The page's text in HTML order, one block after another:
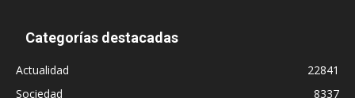
Categorías destacadas
Actualidad
22841
Sociedad
8337